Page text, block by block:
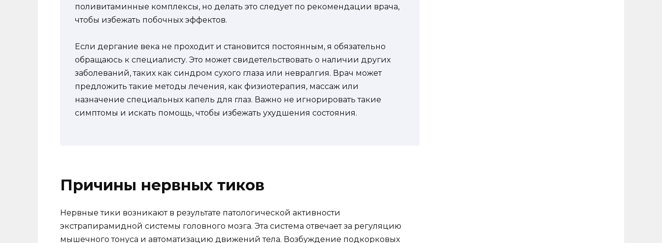
поливитаминные комплексы, но делать это следует по рекомендации врача,
чтобы избежать побочных эффектов.
Если дергание века не проходит и становится постоянным, я обязательно
обращаюсь к специалисту. Это может свидетельствовать о наличии других
заболеваний, таких как синдром сухого глаза или невралгия. Врач может
предложить такие методы лечения, как физиотерапия, массаж или
назначение специальных капель для глаз. Важно не игнорировать такие
симптомы и искать помощь, чтобы избежать ухудшения состояния.
Причины нервных тиков
Нервные тики возникают в результате патологической активности
экстрапирамидной системы головного мозга. Эта система отвечает за регуляцию
мышечного тонуса и автоматизацию движений тела. Возбуждение подкорковых